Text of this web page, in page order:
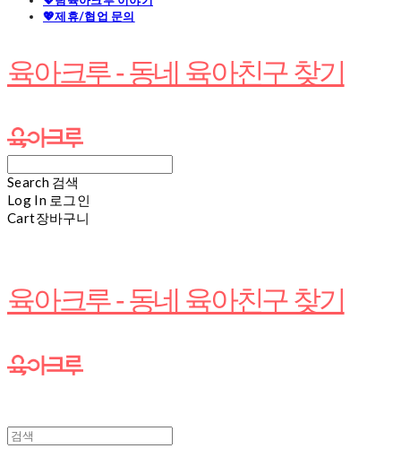
💖제휴/협업 문의
육아크루 - 동네 육아친구 찾기
Search 검색
Log In 로그인
Cart장바구니
육아크루 - 동네 육아친구 찾기